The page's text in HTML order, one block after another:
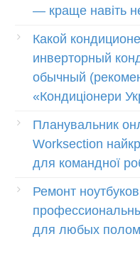
— краще навіть
Какой
инверторный
обычный
«Кондиціонери
Планувальник
Worksection
для командної
Ремонт
для любых